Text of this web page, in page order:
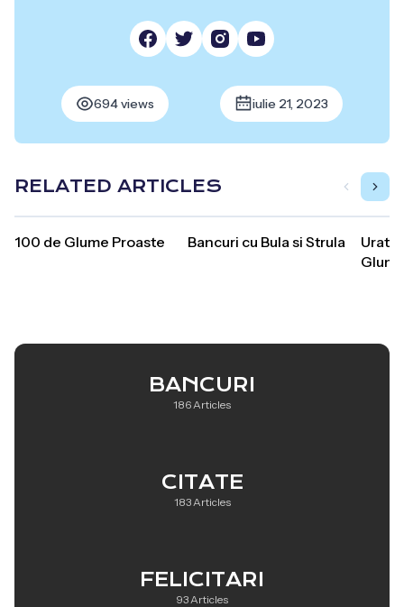
694 views iulie 21, 2023
RELATED ARTICLES
100 de Glume Proaste Bancuri cu Bula si Strula
BANCURI
186 Articles
CITATE
183 Articles
FELICITARI
93 Articles